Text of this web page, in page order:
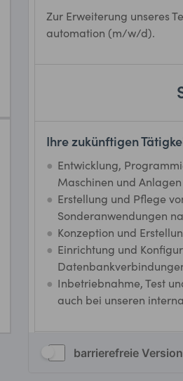
barrierefreie Version